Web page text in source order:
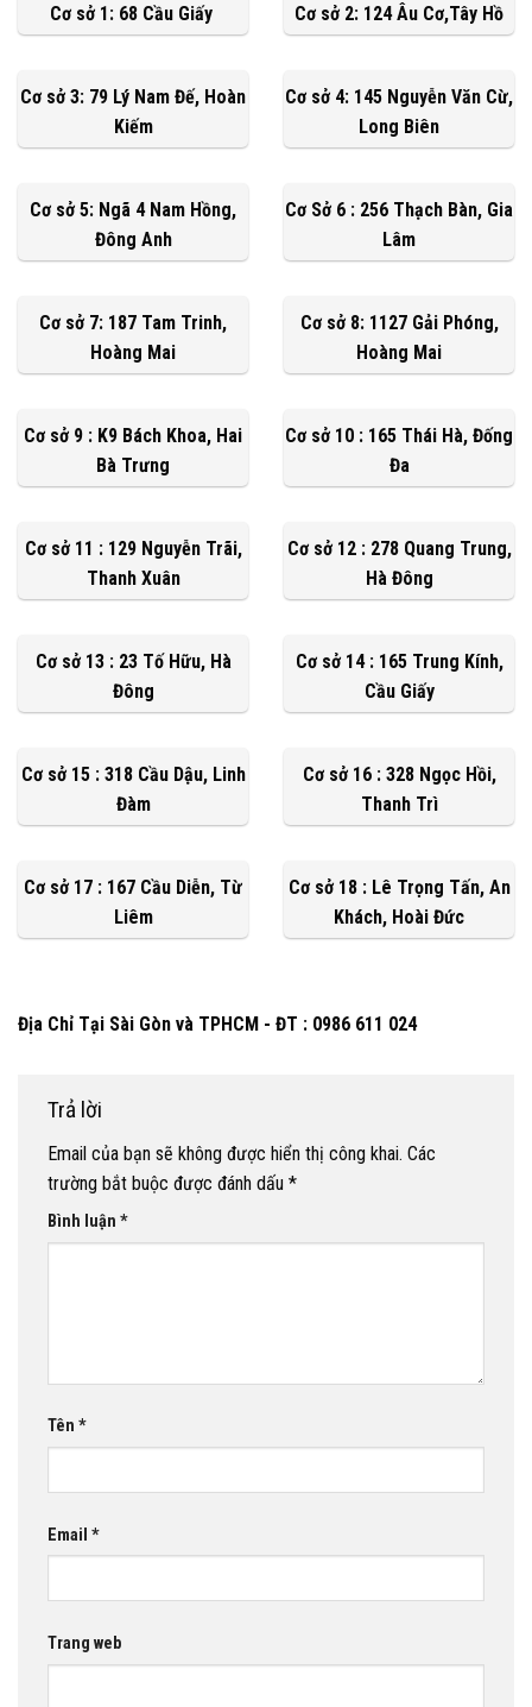
Cơ sở 1: 68 Cầu Giấy
Cơ sở 2: 124 Âu Cơ,Tây Hồ
Cơ sở 3: 79 Lý Nam Đế, Hoàn
Kiếm
Cơ sở 4: 145 Nguyễn Văn Cừ,
Long Biên
Cơ sở 5: Ngã 4 Nam Hồng,
Đông Anh
Cơ Sở 6 : 256 Thạch Bàn, Gia
Lâm
Cơ sở 7: 187 Tam Trinh,
Hoàng Mai
Cơ sở 8: 1127 Gải Phóng,
Hoàng Mai
Cơ sở 9 : K9 Bách Khoa, Hai
Bà Trưng
Cơ sở 10 : 165 Thái Hà, Đống
Đa
Cơ sở 11 : 129 Nguyễn Trãi,
Thanh Xuân
Cơ sở 12 : 278 Quang Trung,
Hà Đông
Cơ sở 13 : 23 Tố Hữu, Hà
Đông
Cơ sở 14 : 165 Trung Kính,
Cầu Giấy
Cơ sở 15 : 318 Cầu Dậu, Linh
Đàm
Cơ sở 16 : 328 Ngọc Hồi,
Thanh Trì
Cơ sở 17 : 167 Cầu Diễn, Từ
Liêm
Cơ sở 18 : Lê Trọng Tấn, An
Khách, Hoài Đức
Địa Chỉ Tại Sài Gòn và TPHCM - ĐT : 0986 611 024
Trả lời
Email của bạn sẽ không được hiển thị công khai. Các
trường bắt buộc được đánh dấu *
Bình luận *
Tên *
Email *
Trang web